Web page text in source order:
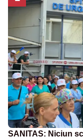
SANITAS: Niciun